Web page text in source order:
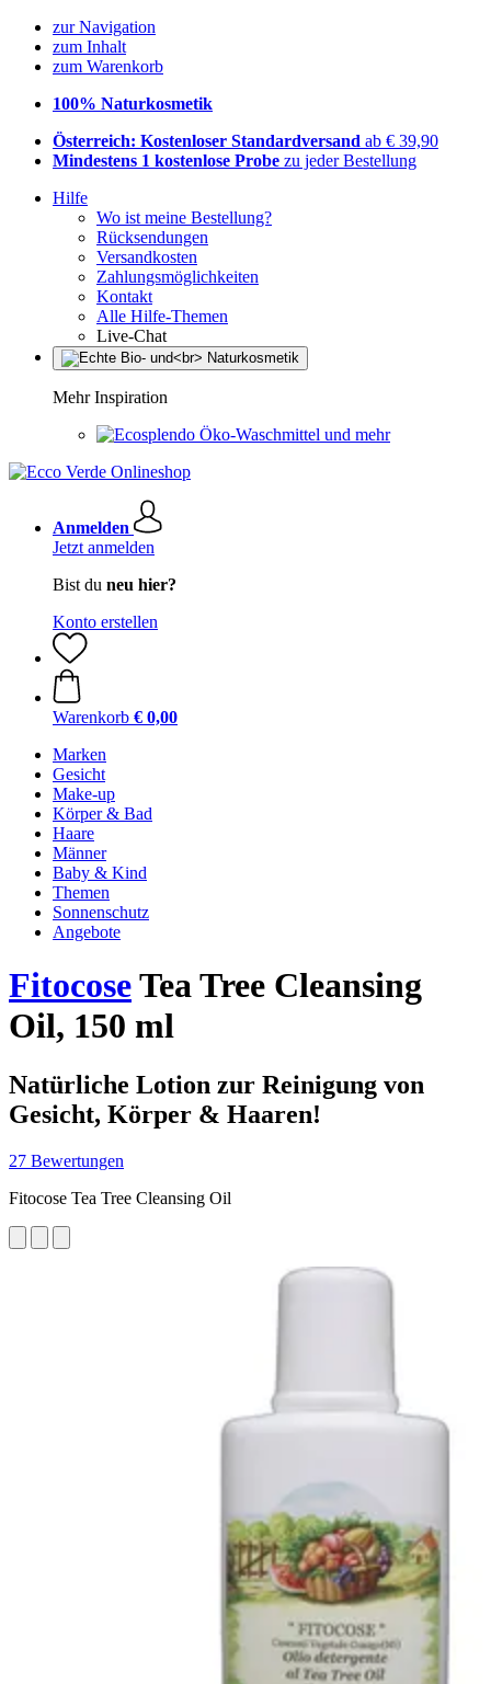
zur Navigation
zum Inhalt
zum Warenkorb
100% Naturkosmetik
Österreich: Kostenloser Standardversand ab € 39,90
Mindestens 1 kostenlose Probe zu jeder Bestellung
Hilfe
Wo ist meine Bestellung?
Rücksendungen
Versandkosten
Zahlungsmöglichkeiten
Kontakt
Alle Hilfe-Themen
Live-Chat
Mehr Inspiration
Öko-Waschmittel und mehr
Anmelden
Jetzt anmelden
Bist du neu hier?
Konto erstellen
Warenkorb € 0,00
Marken
Gesicht
Make-up
Körper & Bad
Haare
Männer
Baby & Kind
Themen
Sonnenschutz
Angebote
FitocoseTea Tree Cleansing
Oil, 150 ml
Natürliche Lotion zur Reinigung von
Gesicht, Körper & Haaren!
27 Bewertungen
Fitocose Tea Tree Cleansing Oil